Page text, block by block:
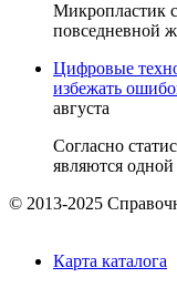
Микропластик
повседневной
Цифровые
избежать
августа
Согласно
являются
© 2013-2025
Карта каталога